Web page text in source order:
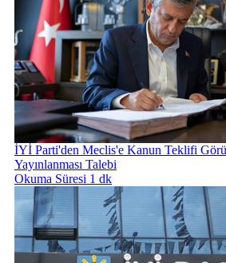
İYİ Parti'den Meclis'e Kanun Teklifi
Yayınlanması Talebi
Okuma Süresi 1 dk